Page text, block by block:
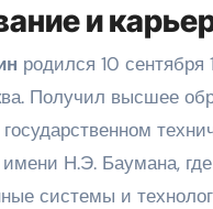
и
родился 10 сентября
Получил высшее
имени Н.Э. Баумана,
системы и